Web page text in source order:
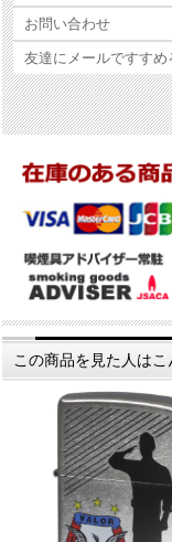
お問い合わせ
友達にメールですすめ
この商品を見た人は